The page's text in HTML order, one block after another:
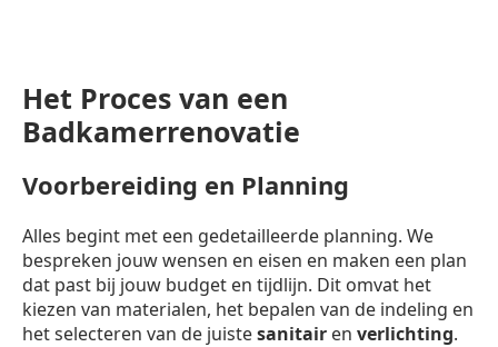
Het Proces van een
Badkamerrenovatie
Voorbereiding en Planning
Alles begint met een gedetailleerde planning. We
bespreken jouw wensen en eisen en maken een plan
dat past bij jouw budget en tijdlijn. Dit omvat het
kiezen van materialen, het bepalen van de indeling en
het selecteren van de juistesanitair en verlichting.